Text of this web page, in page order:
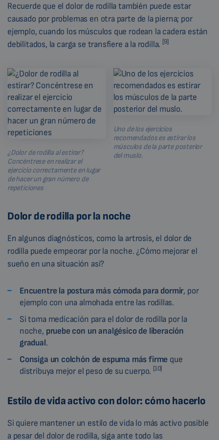
Recuerde que el dolor de rodilla también puede estar
causado por problemas en otra parte de la pierna; por
ejemplo, cuando los músculos que rodean la cadera están
debilitados, la carga se transfiere a la rodilla. [9]
¿Dolor de rodilla al estirar?
Concéntrese en realizar el
ejercicio correctamente en lugar
de hacer un gran número de
repeticiones
Uno de los ejercicios
recomendados es estirar los
músculos de la parte posterior
del muslo.
Dolor de rodilla por la noche
En algunos diagnósticos, como la artrosis, el dolor de
rodilla puede empeorar por la noche. ¿Cómo mejorar el
sueño en una situación así?
Encuentre la postura más cómoda para dormir, por
ejemplo con una almohada entre las rodillas.
Si toma medicación para el dolor de rodilla por la
noche, pruebe con un analgésico de liberación
gradual.
Consiga un colchón de espuma más firme que
distribuya mejor el peso de su cuerpo. [10]
Estilo de vida activo con dolor: cómo hacerlo
Si quiere mantener un estilo de vida lo más activo posible
a pesar del dolor de rodilla, siga ante todo las